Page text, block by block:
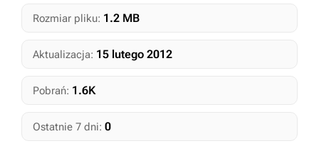
Rozmiar pliku: 1.2 MB
Aktualizacja: 15 lutego 2012
Pobrań: 1.6K
Ostatnie 7 dni: 0